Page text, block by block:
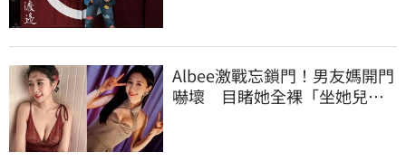
Albee激戰忘鎖門！男友媽開門
嚇壞 目睹她全裸「坐她兒子